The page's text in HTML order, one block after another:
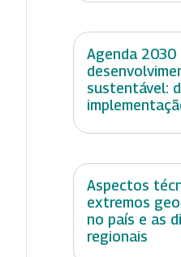
Agenda 2030
sustentável:
Aspectos
extremos
no país e as
regionais